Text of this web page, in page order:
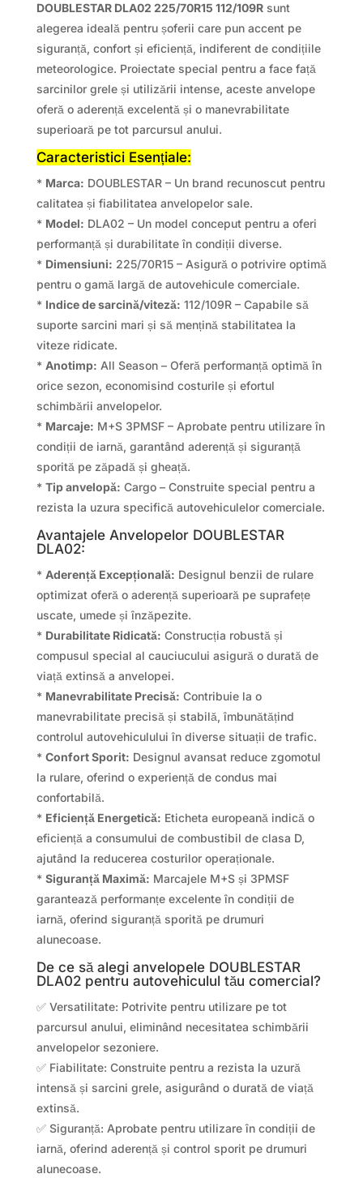
DOUBLESTAR DLA02 225/70R15 112/109Rsunt
alegerea ideală pentru șoferii care pun accent pe
siguranță, confort și eficiență, indiferent de condițiile
meteorologice. Proiectate special pentru a face față
sarcinilor grele și utilizării intense, aceste anvelope
oferă o aderență excelentă și o manevrabilitate
superioară pe tot parcursul anului.
Caracteristici Esențiale:
* Marca: DOUBLESTAR – Un brand recunoscut pentru
calitatea și fiabilitatea anvelopelor sale.
* Model: DLA02 – Un model conceput pentru a oferi
performanță și durabilitate în condiții diverse.
* Dimensiuni: 225/70R15 – Asigură o potrivire optimă
pentru o gamă largă de autovehicule comerciale.
* Indice de sarcină/viteză: 112/109R – Capabile să
suporte sarcini mari și să mențină stabilitatea la
viteze ridicate.
* Anotimp: All Season – Oferă performanță optimă în
orice sezon, economisind costurile și efortul
schimbării anvelopelor.
* Marcaje: M+S 3PMSF – Aprobate pentru utilizare în
condiții de iarnă, garantând aderență și siguranță
sporită pe zăpadă și gheață.
* Tip anvelopă: Cargo – Construite special pentru a
rezista la uzura specifică autovehiculelor comerciale.
Avantajele Anvelopelor DOUBLESTAR
DLA02:
* Aderență Excepțională: Designul benzii de rulare
optimizat oferă o aderență superioară pe suprafețe
uscate, umede și înzăpezite.
* Durabilitate Ridicată: Construcția robustă și
compusul special al cauciucului asigură o durată de
viață extinsă a anvelopei.
* Manevrabilitate Precisă: Contribuie la o
manevrabilitate precisă și stabilă, îmbunătățind
controlul autovehiculului în diverse situații de trafic.
* Confort Sporit: Designul avansat reduce zgomotul
la rulare, oferind o experiență de condus mai
confortabilă.
* Eficiență Energetică: Eticheta europeană indică o
eficiență a consumului de combustibil de clasa D,
ajutând la reducerea costurilor operaționale.
* Siguranță Maximă: Marcajele M+S și 3PMSF
garantează performanțe excelente în condiții de
iarnă, oferind siguranță sporită pe drumuri
alunecoase.
De ce să alegi anvelopele DOUBLESTAR
DLA02 pentru autovehiculul tău comercial?
✅ Versatilitate: Potrivite pentru utilizare pe tot
parcursul anului, eliminând necesitatea schimbării
anvelopelor sezoniere.
✅ Fiabilitate: Construite pentru a rezista la uzură
intensă și sarcini grele, asigurând o durată de viață
extinsă.
✅ Siguranță: Aprobate pentru utilizare în condiții de
iarnă, oferind aderență și control sporit pe drumuri
alunecoase.